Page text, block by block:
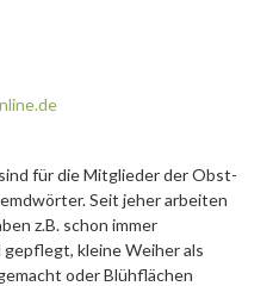
für die Mitglieder der Obst-
Seit jeher arbeiten
z.B. schon immer
kleine Weiher als
oder Blühflächen